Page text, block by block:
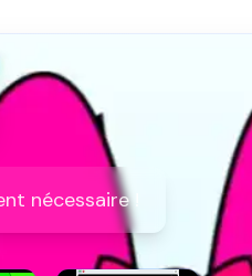
nécessaire !